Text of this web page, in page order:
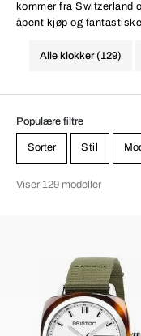
kommer fra Switzerland
åpent kjøp og
Alle klokker (129)
Populære filtre
Sorter Stil
Viser 129 modeller